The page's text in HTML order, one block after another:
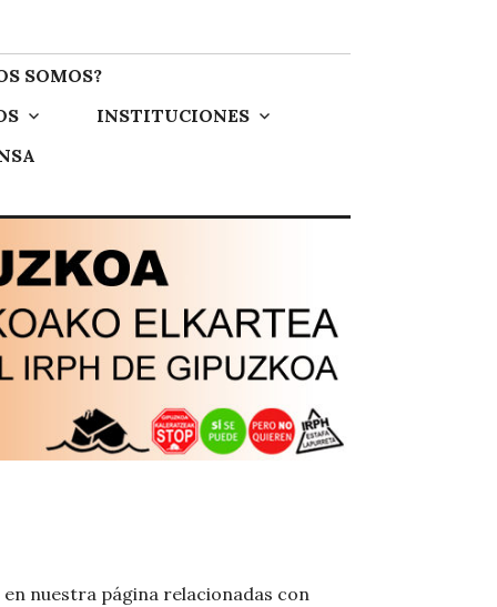
SOMOS?
INSTITUCIONES
nuestra página relacionadas con